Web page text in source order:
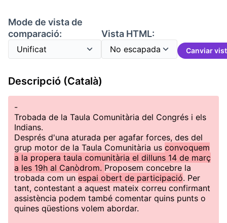
Mode de vista de
comparació:
Vista HTML:
Canviar
Descripció (Català)
-
Trobada de la Taula Comunitària del Congrés i els
Indians.
Després d'una aturada per agafar forces, des del
grup motor de la Taula Comunitària us convoquem
a la propera taula comunitària el dilluns 14 de març
a les 19h al Canòdrom. Proposem concebre la
trobada com un espai obert de participació. Per
tant, contestant a aquest mateix correu confirmant
assistència podem també comentar quins punts o
quines qüestions volem abordar.